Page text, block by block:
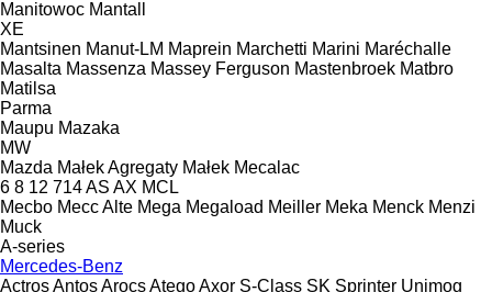
Manitowoc Mantall
XE
Mantsinen Manut-LM Maprein Marchetti Marini Maréchalle
Masalta Massenza Massey Ferguson Mastenbroek Matbro
Matilsa
Parma
Maupu Mazaka
MW
Mazda Małek Agregaty Małek Mecalac
6 8 12 714AS AX MCL
Mecbo Mecc Alte Mega Megaload Meiller Meka Menck Menzi
Muck
A-series
Mercedes-Benz
ActrosAntosArocsAtegoAxor S-Class SK Sprinter Unimog